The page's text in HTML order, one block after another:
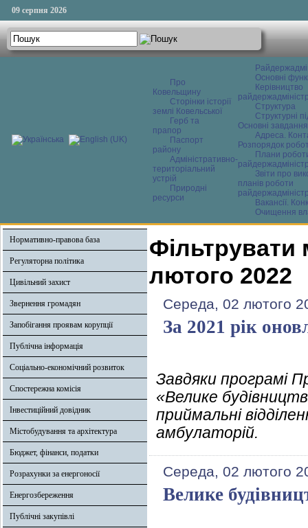
09 серпня 2026
Про
Ковельщину
Сторінки історії
землі Ковельської
Герб та
прапор
Паспорт
району
Адміністративно-
територіальний
устрій
Природні
ресурси
Основні
Керівництво
Структура
Структурні
Основні завдання
Адреса.
Розпорядок
Плани
Звіти про
планів роботи
Вакансії.
Очищення
Нормативно-правова база
Регуляторна політика
Цивільний захист
Звернення громадян
Запобігання проявам корупції
Публічна інформація
Соціально-економічний розвиток
Спостережна комісія
Інвестиційний довідник
Містобудування та архітектура
Бюджет, фінанси, податки
Розрахунки за енергоносії
Енергозбереження
Публічні закупівлі
Фільтрувати
лютого 2022
Середа, 02 лютого
За 2021 рік
Завдяки програмі
«Велике
приймальні
амбулаторій.
Середа, 02 лютого
Велике